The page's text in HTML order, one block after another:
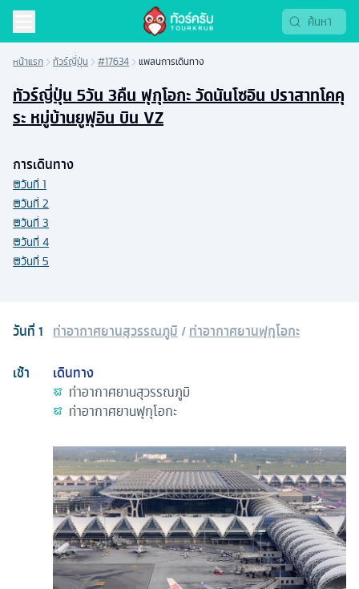
หน้าแรก ทัวร์ญี่ปุ่น #17634 แพลนการเดินทาง
ทัวร์ญี่ปุ่น 5วัน 3คืน ฟุกุโอกะ วัดนันโซอิน ปราสาทโคคุ
ระ หมู่บ้านยูฟุอิน บิน VZ
วันที่1 ท่าอากาศยานสุวรรณภูมิ /ท่าอากาศยานฟุกุโอกะ
เช้า
เดินทาง
ท่าอากาศยานสุวรรณภูมิ
ท่าอากาศยานฟุกุโอกะ
การเดินทาง
วันที่ 1
วันที่ 2
วันที่ 3
วันที่ 4
วันที่ 5